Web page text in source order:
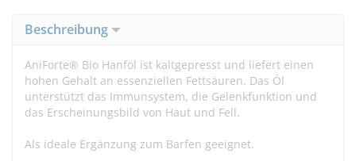
Beschreibung
AniForte® Bio Hanföl ist kaltgepresst und liefert einen
hohen Gehalt an essenziellen Fettsäuren. Das Öl
unterstützt das Immunsystem, die Gelenkfunktion und
das Erscheinungsbild von Haut und Fell.
Als ideale Ergänzung zum Barfen geeignet.